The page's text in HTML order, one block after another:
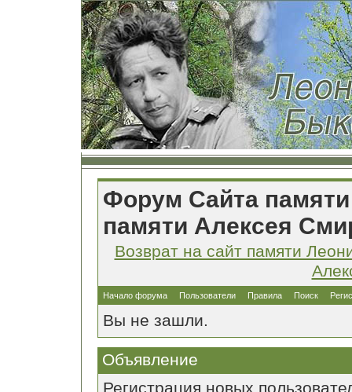
Форум Сайта
памяти Алексея
Возврат на сайт памяти
Начало форума Пользователи Правила Поиск
Вы не зашли.
Объявление
Регистрация новых